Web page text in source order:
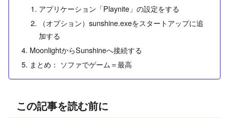
アプリケーション「Playnite」の設定をする
（オプション）sunshine.exeをスタートアップに追
加する
MoonlightからSunshineへ接続する
まとめ： ソファでゲーム＝最高
この記事を読む前に